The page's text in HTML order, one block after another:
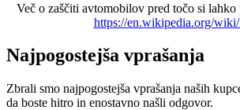
Več o zaščiti avtomobilov pred točo si lahko
https://en.wikipedia.org/
Najpogostejša vprašanja
Zbrali smo najpogostejša vprašanja naših
da boste hitro in enostavno našli odgovor.